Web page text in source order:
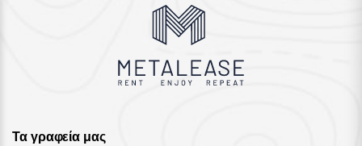
Τα γραφεία μας